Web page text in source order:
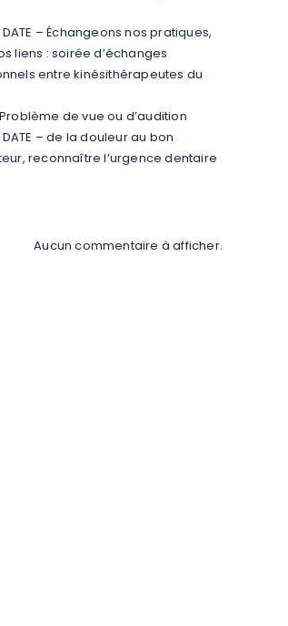
DATE – Échangeons nos pratiques,
liens : soirée d’échanges
entre kinésithérapeutes du
de vue ou d’audition
DATE – de la douleur au bon
reconnaître l’urgence dentaire
Aucun commentaire à afficher.